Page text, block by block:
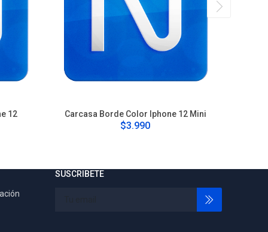
12 Carcasa Borde Color Iphone 12 Mini
$3.990
SUSCRIBETE